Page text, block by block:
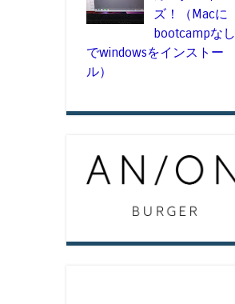
ズ！（Macに
bootcampなし
でwindowsをインストー
ル）